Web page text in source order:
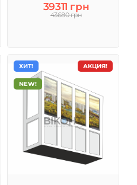
39311 грн
43680 грн
АКЦИЯ!
ХИТ!
NEW!